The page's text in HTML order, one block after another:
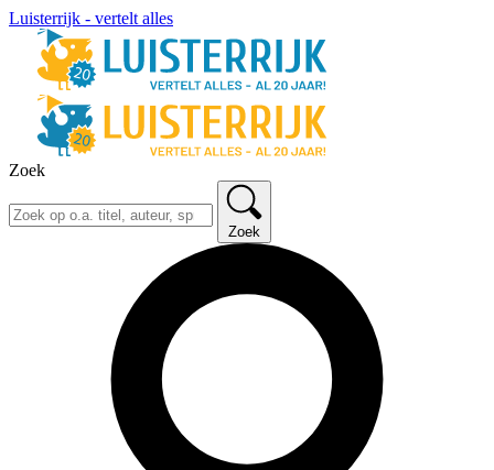
Luisterrijk - vertelt alles
Zoek
Zoek